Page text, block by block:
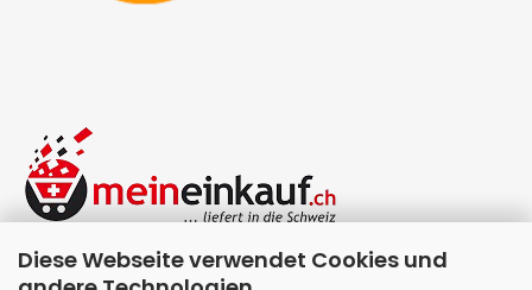
Diese Webseite verwendet Cookies und